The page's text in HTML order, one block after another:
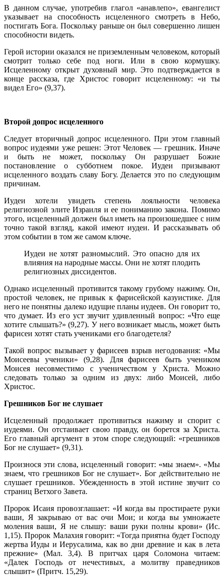
В данном случае, употребив глагол «анавлепо», евангелист
указывает на способность исцеленного смотреть в Небо,
постигать Бога. Поскольку раньше он был совершенно лишен
способности видеть.
Герой истории оказался не приземленным человеком, который
смотрит только себе под ноги. Или в свою кормушку.
Исцеленному открыт духовный мир. Это подтверждается в
конце рассказа, где Христос говорит исцеленному: «и ты
видел Его» (9,37).
Второй допрос исцеленного
Следует вторичный допрос исцеленного. При этом главный
вопрос иудеями уже решен: Этот Человек — грешник. Иначе
и быть не может, поскольку Он разрушает Божие
постановление о субботнем покое. Иудеи призывают
исцеленного воздать славу Богу. Делается это по следующим
причинам.
Иудеи хотели увидеть степень лояльности человека
религиозной элите Израиля и ее пониманию закона. Помимо
этого, исцеленный должен был иметь на произошедшее с ним
точно такой взгляд, какой имеют иудеи. И рассказывать об
этом событии в том же самом ключе.
Иудеи не хотят разномыслий. Это опасно для их
влияния на народные массы. Они не хотят плодить
религиозных диссидентов.
Однако исцеленный противится такому грубому нажиму. Он,
простой человек, не привык к фарисейской казуистике. Для
него не понятны далеко идущие планы иудеев. Он говорит то,
что думает. Из его уст звучит удивленный вопрос: «Что еще
хотите слышать?» (9,27). У него возникает мысль, может быть
фарисеи хотят стать учениками его благодетеля?
Такой вопрос вызывает у фарисеев взрыв негодования: «Мы
Моисеевы ученики» (9,28). Для фарисеев быть учеником
Моисея несовместимо с ученичеством у Христа. Можно
следовать только за одним из двух: либо Моисей, либо
Христос.
Грешников Бог не слушает
Исцеленный продолжает противиться нажиму и спорит с
иудеями. Он отстаивает свою правду, он борется за Христа.
Его главный аргумент в этом споре следующий: «грешников
Бог не слушает» (9,31).
Произнося эти слова, исцеленный говорит: «мы знаем». «Мы
знаем, что грешников Бог не слушает». Бог действительно не
слушает грешников. Убежденность в этой истине звучит со
страниц Ветхого Завета.
Пророк Исаия провозглашает: «И когда вы простираете руки
ваши, Я закрываю от вас очи Мои; и когда вы умножаете
моления ваши, Я не слышу: ваши руки полны крови» (Ис.
1,15). Пророк Малахия говорит: «Тогда приятна будет Господу
жертва Иуды и Иерусалима, как во дни древние и как в лета
прежние» (Мал. 3,4). В притчах царя Соломона читаем:
«Далек Господь от нечестивых, а молитву праведников
слышит» (Притч. 15,29).